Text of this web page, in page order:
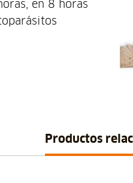
en 8 horas
Productos